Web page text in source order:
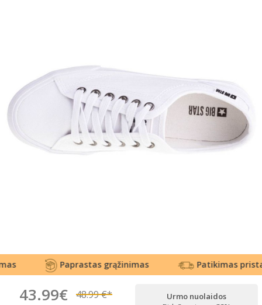
Paprastas grąžinimas Patikimas
43.99€ 48.99 €*
Urmo nuolaidos